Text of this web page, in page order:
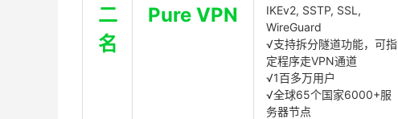
二
名
Pure VPN
IKEv2, SSTP, SSL,
WireGuard
√支持拆分隧道功能，可指
定程序走VPN通道
√1百多万用户
√全球65个国家6000+服
务器节点